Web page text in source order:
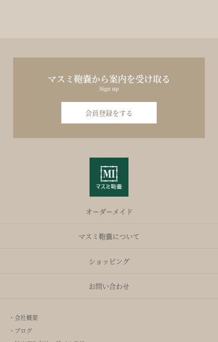
マスミ鞄嚢から案内を受け取る
Sign up
会員登録をする
オーダーメイド
マスミ鞄嚢について
ショッピング
お問い合わせ
・会社概要
・ブログ